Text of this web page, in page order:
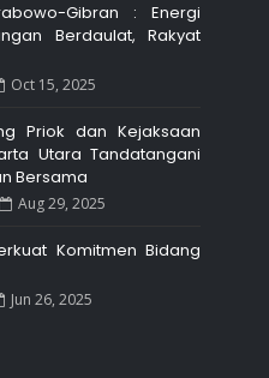
Gibran : Energi
Berdaulat, Rakyat
Oct 15, 2025
Priok dan Kejaksaan
Utara Tandatangani
Bersama
Aug 29, 2025
Komitmen Bidang
Jun 26, 2025